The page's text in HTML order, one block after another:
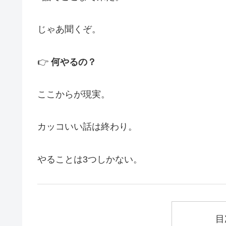
じゃあ聞くぞ。
👉 何やるの？
ここからが現実。
カッコいい話は終わり。
やることは3つしかない。